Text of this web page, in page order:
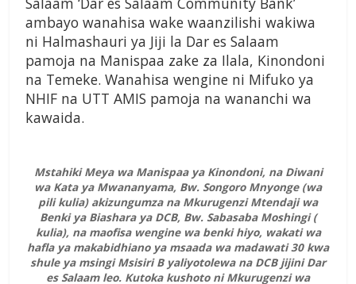
ambayo wanahisa wake waanzilishi wakiwa
ni Halmashauri ya Jiji la Dar es Salaam
pamoja na Manispaa zake za Ilala, Kinondoni
na Temeke. Wanahisa wengine ni Mifuko ya
NHIF na UTT AMIS pamoja na wananchi wa
kawaida.
Mstahiki Meya wa Manispaa ya Kinondoni, na Diwani
wa Kata ya Mwananyama, Bw. Songoro Mnyonge (wa
pili kulia) akizungumza na Mkurugenzi Mtendaji wa
Benki ya Biashara ya DCB, Bw. Sabasaba Moshingi (
kulia), na maofisa wengine wa benki hiyo, wakati wa
hafla ya makabidhiano ya msaada wa madawati 30 kwa
shule ya msingi Msisiri B yaliyotolewa na DCB jijini Dar
es Salaam leo. Kutoka kushoto ni Mkurugenzi wa